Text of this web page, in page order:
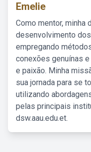
Emelie
Como mentor, minha
desenvolvimento
empregando
conexões genuínas
e paixão. Minha
sua jornada para se
utilizando
pelas principais
dsw.aau.edu.et.